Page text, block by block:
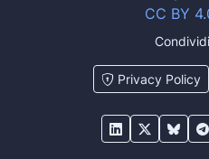
CC BY
Privacy Policy